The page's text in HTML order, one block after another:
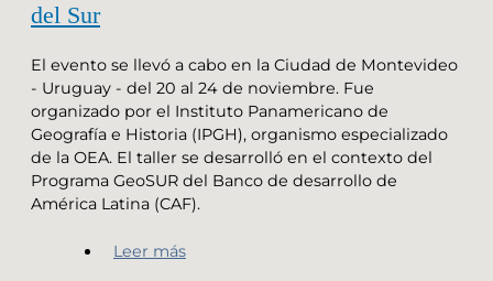
del Sur
El evento se llevó a cabo en la Ciudad de Montevideo
- Uruguay - del 20 al 24 de noviembre. Fue
organizado por el Instituto Panamericano de
Geografía e Historia (IPGH), organismo especializado
de la OEA. El taller se desarrolló en el contexto del
Programa GeoSUR del Banco de desarrollo de
América Latina (CAF).
Leer más